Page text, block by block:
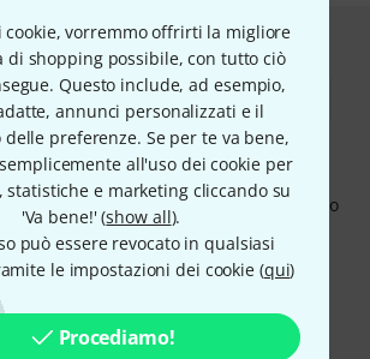
cookie, vorremmo offrirti la migliore
di shopping possibile, con tutto ciò
Questo include, ad esempio,
annunci personalizzati e il
delle preferenze. Se per te va bene,
all'uso dei cookie per
statistiche e marketing cliccando su
'Va bene!' (show all).
può essere revocato in qualsiasi
le impostazioni dei cookie (qui)
Procediamo!
sicuri
con Contanti alla consegna, Bonifico
Pay,Klarna Paga Ora
Carta di credito.
Thomann